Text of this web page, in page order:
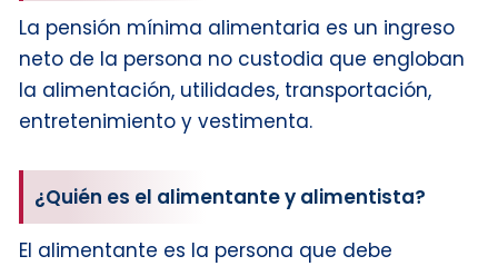
La pensión mínima alimentaria es un ingreso
neto de la persona no custodia que engloban
la alimentación, utilidades, transportación,
entretenimiento y vestimenta.
¿Quién es el alimentante y alimentista?
El alimentante es la persona que debe